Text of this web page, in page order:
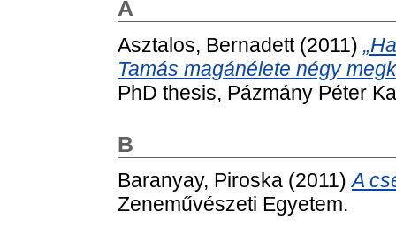
A
Asztalos, Bernadett(2011)
Tamás magánélete négy
PhD thesis, Pázmány Péter
B
Baranyay, Piroska (2011)A
Zeneművészeti Egyetem.